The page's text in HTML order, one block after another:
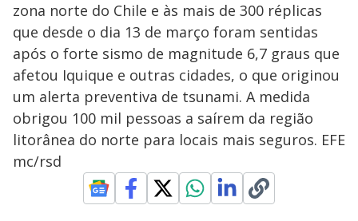
zona norte do Chile e às mais de 300 réplicas
que desde o dia 13 de março foram sentidas
após o forte sismo de magnitude 6,7 graus que
afetou Iquique e outras cidades, o que originou
um alerta preventiva de tsunami. A medida
obrigou 100 mil pessoas a saírem da região
litorânea do norte para locais mais seguros. EFE
mc/rsd